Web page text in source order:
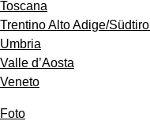
Toscana
Trentino Alto Adige/Südtirol
Umbria
Valle d’Aosta
Veneto
Foto